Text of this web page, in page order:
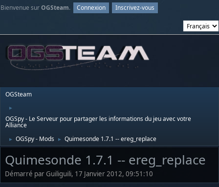
Bienvenue surOGSteam. Connexion Inscrivez-vous
OGSteam
►
OGSpy - Le Serveur pour partager les informations du jeu avec votre
Alliance
► OGSpy - Mods ► Quimesonde 1.7.1 -- ereg_replace
Quimesonde 1.7.1 -- ereg_replace
Démarré par Guiliguili, 17 Janvier 2012, 09:51:10